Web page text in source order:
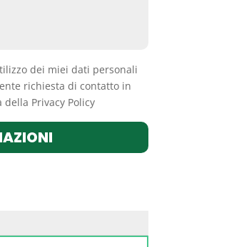
dei miei dati personali
richiesta di contatto in
Privacy Policy